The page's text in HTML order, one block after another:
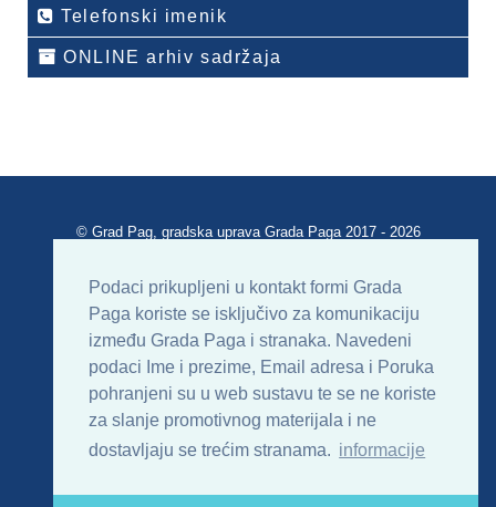
Podaci prikupljeni u kontakt formi Grada
Paga koriste se isključivo za komunikaciju
između Grada Paga i stranaka. Navedeni
podaci Ime i prezime, Email adresa i Poruka
pohranjeni su u web sustavu te se ne koriste
za slanje promotivnog materijala i ne
dostavljaju se trećim stranama. informacije
Telefonski imenik
ONLINE arhiv sadržaja
© Grad Pag, gradska uprava Grada Paga 2017 - 2026
Uvjeti korištenja Impressum
Kontakt
Sitemap
RSS